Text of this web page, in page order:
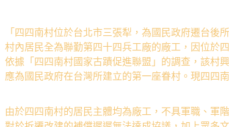
「四四南村位於台北市三張犁，為國民政府遷台後
村內居民全為聯勤第四十四兵工廠的廠工，因位於
依據「四四南村國家古蹟促進聯盟」的調查，該村
應為國民政府在台灣所建立的第一座眷村。現四四
由於四四南村的居民主體均為廠工，不具軍職、軍